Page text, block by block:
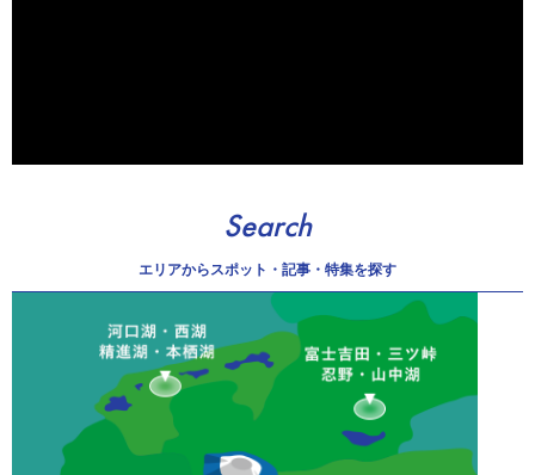
Search
エリアからスポット・記事・特集を探す